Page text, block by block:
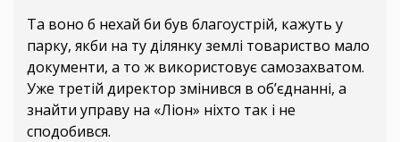
Та воно б нехай би був благоустрій, кажуть у
парку, якби на ту ділянку землі товариство мало
документи, а то ж використовує самозахватом.
Уже третій директор змінився в об’єднанні, а
знайти управу на «Ліон» ніхто так і не
сподобився.